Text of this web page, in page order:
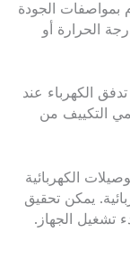
بمواصفات الجودة
الحرارة أو
الكهرباء عند
التكييف من
الكهربائية
يمكن تحقيق
تشغيل الجهاز.